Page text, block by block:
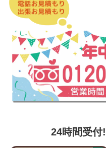
24時間受付